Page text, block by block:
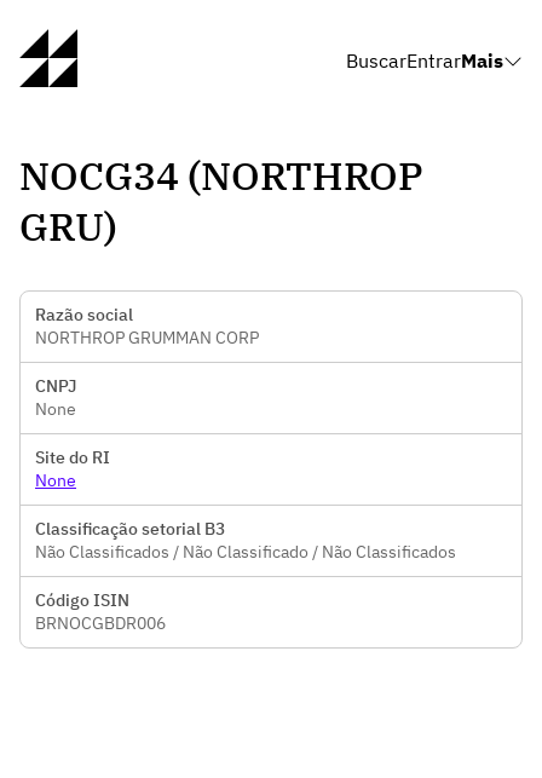
BuscarEntrarMais
NOCG34 (NORTHROP
GRU)
Razão social
NORTHROP GRUMMAN CORP
CNPJ
None
Site do RI
None
Classificação setorial B3
Não Classificados / Não Classificado / Não Classificados
Código ISIN
BRNOCGBDR006